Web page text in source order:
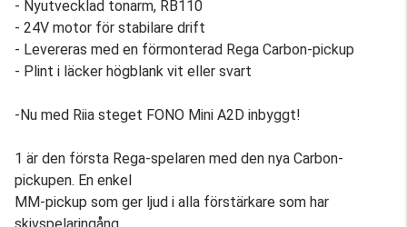
- Nyutvecklad tonarm, RB110
- 24V motor för stabilare drift
- Levereras med en förmonterad Rega Carbon-pickup
- Plint i läcker högblank vit eller svart
-Nu med Riia steget FONO Mini A2D inbyggt!
1 är den första Rega-spelaren med den nya Carbon-
pickupen. En enkel
MM-pickup som ger ljud i alla förstärkare som har